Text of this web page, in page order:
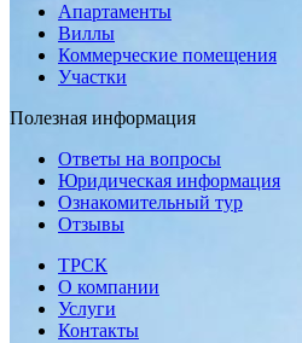
Апартаменты
Виллы
Коммерческие помещения
Участки
Полезная информация
Ответы на вопросы
Юридическая информация
Ознакомительный тур
Отзывы
ТРСК
О компании
Услуги
Контакты